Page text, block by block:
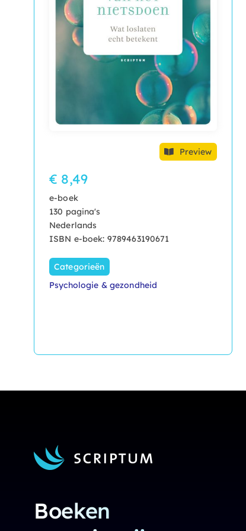
Preview
€ 8,49
e-boek
130 pagina's
Nederlands
ISBN e-boek: 9789463190671
Categorieën
Psychologie & gezondheid
Boeken